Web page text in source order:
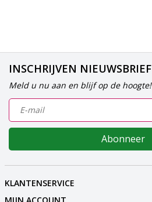
INSCHRIJVEN NIEUWSBRIEF
Meld u nu aan en blijf op de hoogte!
Abonneer
KLANTENSERVICE
MIJN ACCOUNT